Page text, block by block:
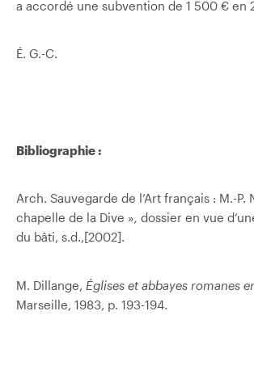
a accordé une subvention de 1 500 € en
É. G.-C.
Bibliographie :
Arch. Sauvegarde de l’Art français : M.-P.
chapelle de la Dive », dossier en vue
du bâti, s.d.,[2002].
M. Dillange, Églises et abbayes romanes
Marseille, 1983, p. 193-194.